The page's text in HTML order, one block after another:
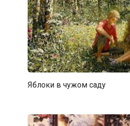
Яблоки в чужом саду